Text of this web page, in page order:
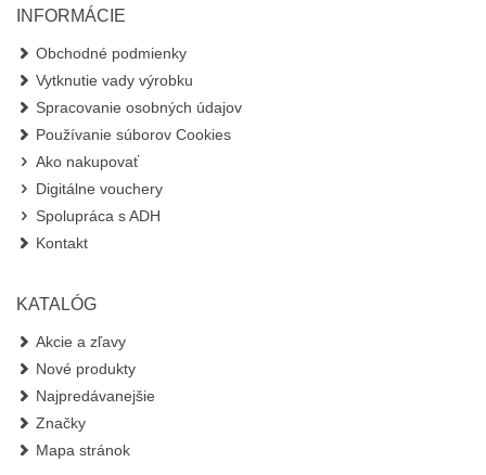
INFORMÁCIE
Obchodné podmienky
Vytknutie vady výrobku
Spracovanie osobných údajov
Používanie súborov Cookies
Ako nakupovať
Digitálne vouchery
Spolupráca s ADH
Kontakt
KATALÓG
Akcie a zľavy
Nové produkty
Najpredávanejšie
Značky
Mapa stránok